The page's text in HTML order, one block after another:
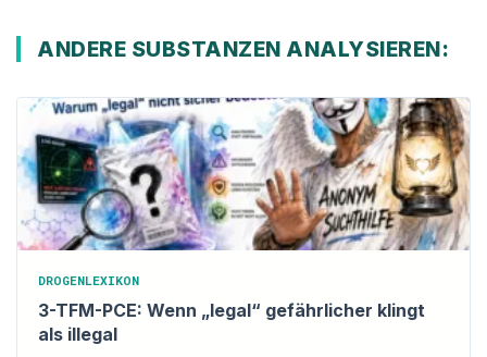
ANDERE SUBSTANZEN ANALYSIEREN:
DROGENLEXIKON
3-TFM-PCE: Wenn „legal“ gefährlicher klingt
als illegal